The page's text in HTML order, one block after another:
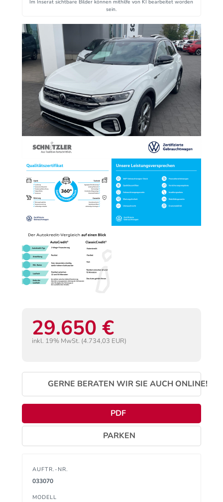
Im Inserat sichtbare Bilder können mithilfe von KI bearbeitet worden
sein.
29.650 €
inkl. 19% MwSt. (4.734,03 EUR)
GERNE BERATEN WIR SIE AUCH ONLINE!
PDF
PARKEN
AUFTR.-NR.
033070
MODELL